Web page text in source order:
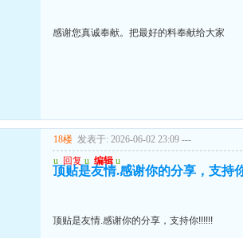
感谢您真诚奉献。把最好的料奉献给大家
18楼 发表于: 2026-06-02 23:09 ---
u 回复 u 编辑 u
顶贴是友情.感谢你的分享，支持
顶贴是友情.感谢你的分享，支持你!!!!!!